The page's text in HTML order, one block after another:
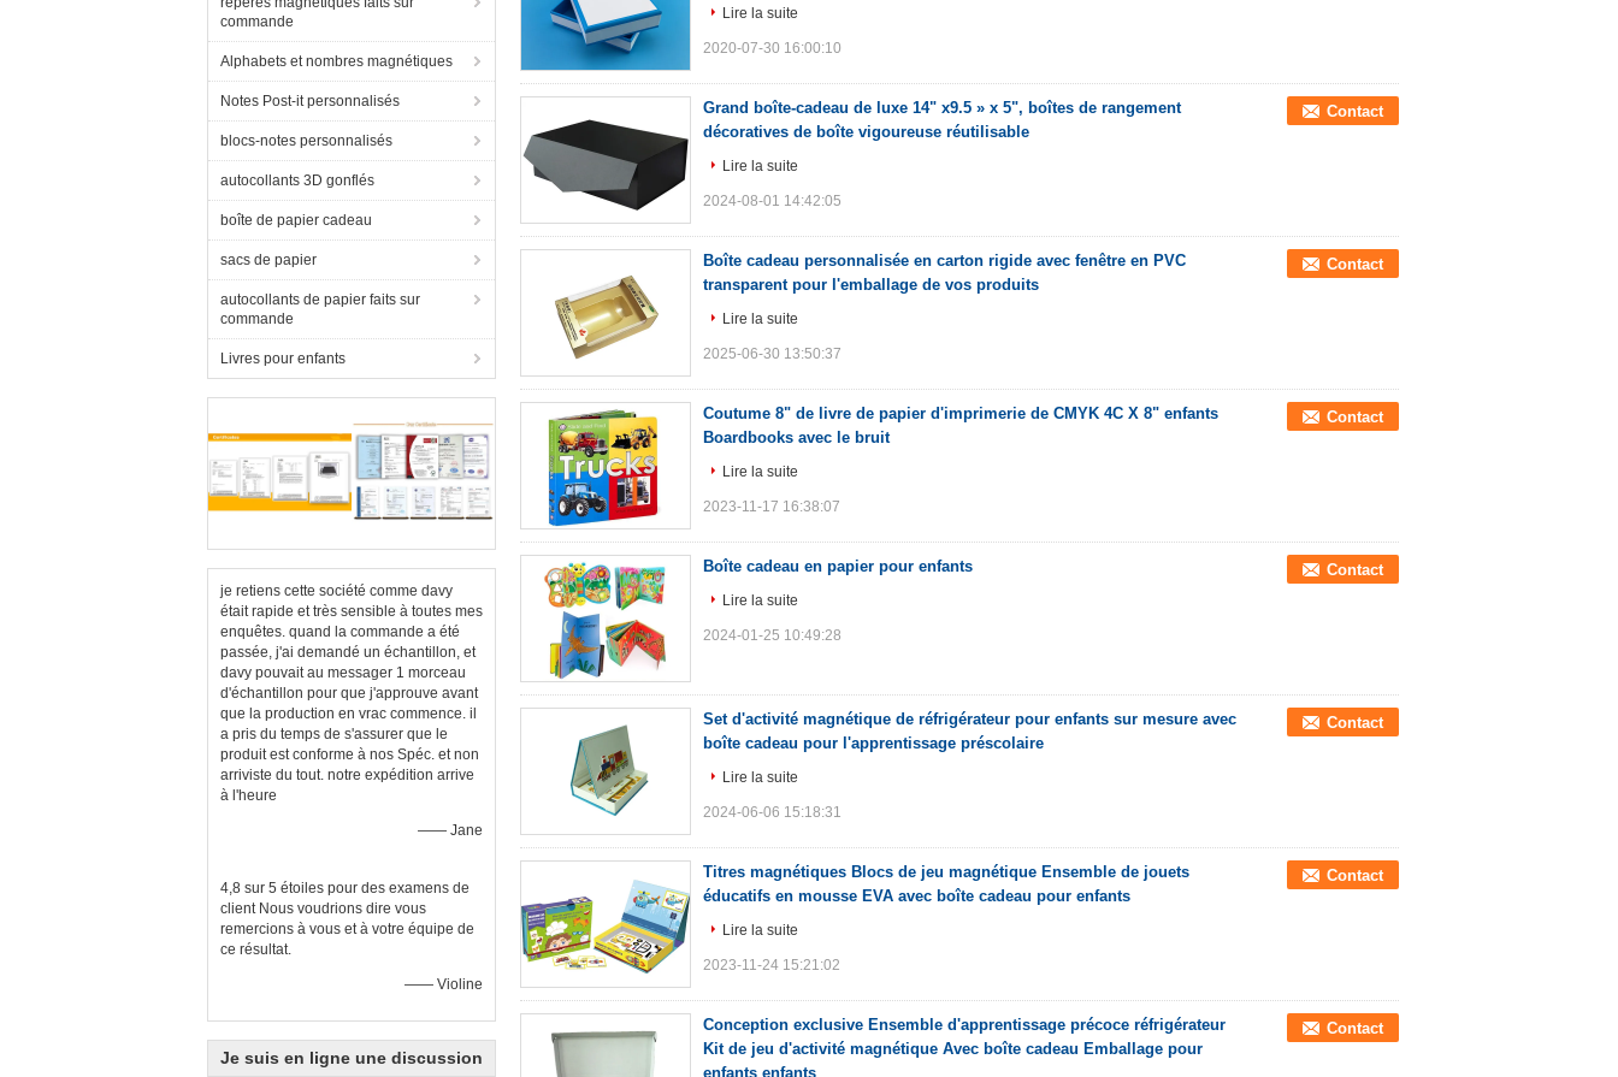
commande
Alphabets et nombres magnétiques
Notes Post-it personnalisés
blocs-notes personnalisés
autocollants 3D gonflés
boîte de papier cadeau
sacs de papier
autocollants de papier faits sur
commande
Livres pour enfants
je retiens cette société comme davy
était rapide et très sensible à toutes mes
enquêtes. quand la commande a été
passée, j'ai demandé un échantillon, et
davy pouvait au messager 1 morceau
d'échantillon pour que j'approuve avant
que la production en vrac commence. il
a pris du temps de s'assurer que le
produit est conforme à nos Spéc. et non
arriviste du tout. notre expédition arrive
à l'heure
—— Jane
4,8 sur 5 étoiles pour des examens de
client Nous voudrions dire vous
remercions à vous et à votre équipe de
ce résultat.
—— Violine
Je suis en ligne une discussion
Lire la suite
2020-07-30 16:00:10
Grand boîte-cadeau de luxe 14" x9.5 » x 5", boîtes de rangement
décoratives de boîte vigoureuse réutilisable
Contact
Lire la suite
2024-08-01 14:42:05
Boîte cadeau personnalisée en carton rigide avec fenêtre en PVC
transparent pour l'emballage de vos produits
Contact
Lire la suite
2025-06-30 13:50:37
Coutume 8" de livre de papier d'imprimerie de CMYK 4C X 8" enfants
Boardbooks avec le bruit
Contact
Lire la suite
2023-11-17 16:38:07
Boîte cadeau en papier pour enfants Contact
Lire la suite
2024-01-25 10:49:28
Set d'activité magnétique de réfrigérateur pour enfants sur mesure avec
boîte cadeau pour l'apprentissage préscolaire
Contact
Lire la suite
2024-06-06 15:18:31
Titres magnétiques Blocs de jeu magnétique Ensemble de jouets
éducatifs en mousse EVA avec boîte cadeau pour enfants
Contact
Lire la suite
2023-11-24 15:21:02
Conception exclusive Ensemble d'apprentissage précoce réfrigérateur
Kit de jeu d'activité magnétique Avec boîte cadeau Emballage pour
enfants enfants
Contact